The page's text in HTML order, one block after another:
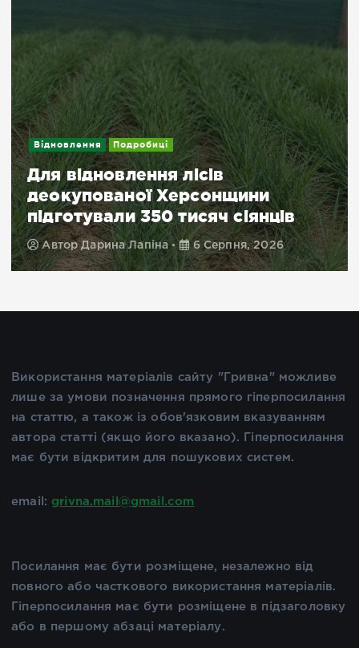
Відновлення Подробиці
Для відновлення лісів
деокупованої Херсонщини
підготували 350 тисяч сіянців
АвторДарина Лапіна 6 Серпня, 2026
Використання матеріалів сайту "Гривна" можливе
лише за умови позначення прямого гіперпосилання
на статтю, а також із обов'язковим вказуванням
автора статті (якщо його вказано). Гіперпосилання
має бути відкритим для пошукових систем.
email: grivna.mail@gmail.com
Посилання має бути розміщене, незалежно від
повного або часткового використання матеріалів.
Гіперпосилання має бути розміщене в підзаголовку
або в першому абзаці матеріалу.